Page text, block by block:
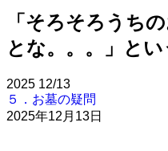
「そろそろうち
とな。。。」と
2025 12/13
５．お墓の疑問
2025年12月13日